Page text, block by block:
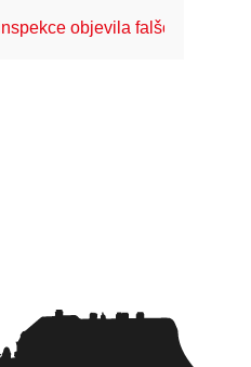
objevila falšované